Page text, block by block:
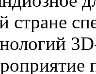
стране